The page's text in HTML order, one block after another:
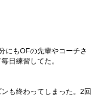
にもOFの先輩やコーチさ
日練習してた。
も終わってしまった。2回